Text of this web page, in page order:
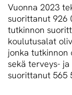
Vuonna 2023
suorittanut 926
tutkinnon
koulutusalat
jonka tutkinnon
sekä terveys-
suorittanut 565